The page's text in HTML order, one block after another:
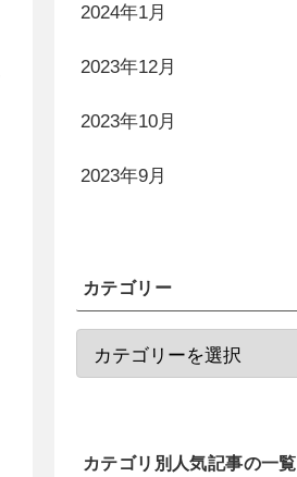
2024年1月
2023年12月
2023年10月
2023年9月
カテゴリー
カテゴリ別人気記事の一覧